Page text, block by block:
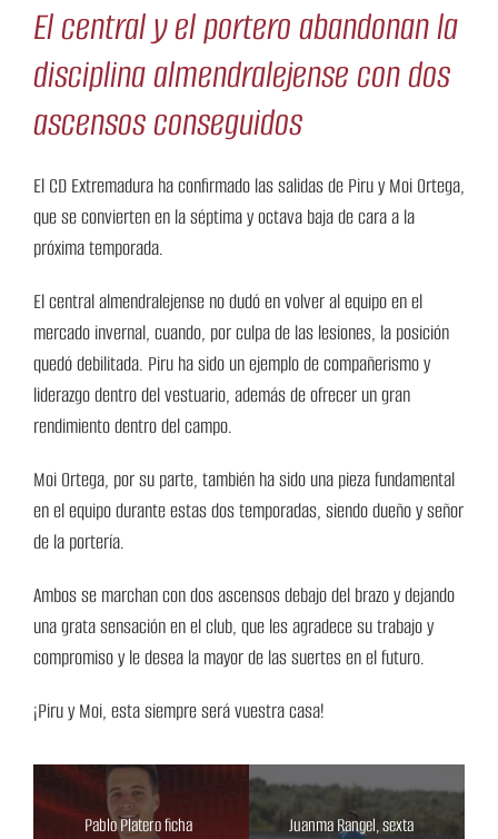
El central y el portero abandonan la
disciplina almendralejense con dos
ascensos conseguidos
El CD Extremadura ha confirmado las salidas de Piru y Moi Ortega,
que se convierten en la séptima y octava baja de cara a la
próxima temporada.
El central almendralejense no dudó en volver al equipo en el
mercado invernal, cuando, por culpa de las lesiones, la posición
quedó debilitada. Piru ha sido un ejemplo de compañerismo y
liderazgo dentro del vestuario, además de ofrecer un gran
rendimiento dentro del campo.
Moi Ortega, por su parte, también ha sido una pieza fundamental
en el equipo durante estas dos temporadas, siendo dueño y señor
de la portería.
Ambos se marchan con dos ascensos debajo del brazo y dejando
una grata sensación en el club, que les agradece su trabajo y
compromiso y le desea la mayor de las suertes en el futuro.
¡Piru y Moi, esta siempre será vuestra casa!
Pablo Platero ficha
Juanma Rangel, sexta